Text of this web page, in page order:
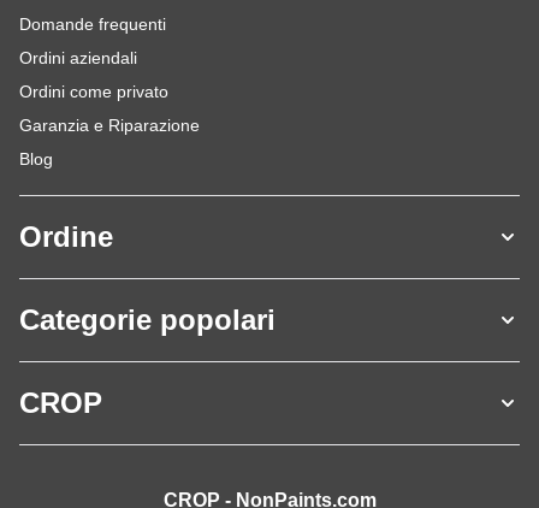
Domande frequenti
Ordini aziendali
Ordini come privato
Garanzia e Riparazione
Blog
Ordine
Categorie popolari
CROP
CROP - NonPaints.com